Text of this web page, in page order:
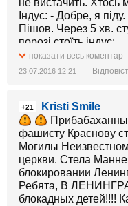
не вистачить. Хтось
Індус: - Добре, я піду.
Пішов. Через 5 хв.
порозі стоїть індус:
- Там є корова, а в
під одним дахом
Пішов. Через
5 хв. стук в двері.
араб: - Там є свиня,
а в нас то тварина
дахом знаходитися
не можу.
москаль: - Ну то я
Пішов. Через 5 хв.
показати весь коментар
23.07.2016 12:21
+21
Kristi Smile
фашисту Краснову
Могилы
церкви. Стела
блокировании
Ребята, В
блокадных детей!!!!